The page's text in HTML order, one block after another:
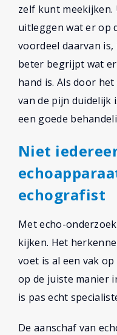
zelf kunt
uitleggen wat er op
voordeel daarvan is,
beter begrijpt wat
hand is. Als door
van de pijn duidelijk
een goede
Niet
echografist
Met echo-
kijken. Het
voet is al een vak
op de juiste manier
is pas echt
De aanschaf van